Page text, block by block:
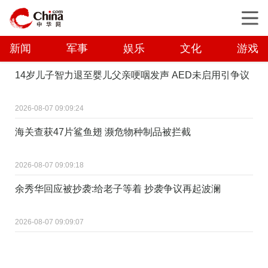
新闻 军事 娱乐 文化 游戏
14岁儿子智力退至婴儿父亲哽咽发声 AED未启用引争议
2026-08-07 09:09:24
海关查获47片鲨鱼翅 濒危物种制品被拦截
2026-08-07 09:09:18
余秀华回应被抄袭:给老子等着 抄袭争议再起波澜
2026-08-07 09:09:07